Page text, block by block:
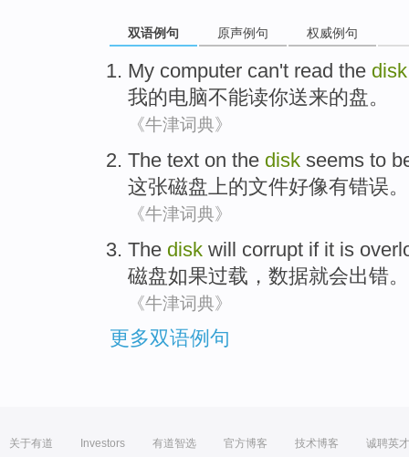
双语例句 原声例句 权威例句
My computer can't read the disk
我的电脑不能读你送来的盘。
《牛津词典》
The text on the disk seems to
这张磁盘 上的文件好像有错误。
《牛津词典》
The disk will corrupt ifit is
磁盘如果过载 ，数据就会出错。
《牛津词典》
更多双语例句
关于有道 Investors 有道智选 官方博客 技术博客 诚聘英才